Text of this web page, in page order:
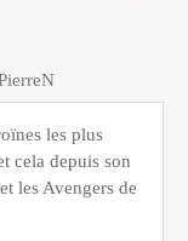
les plus
cela depuis son
les Avengers de